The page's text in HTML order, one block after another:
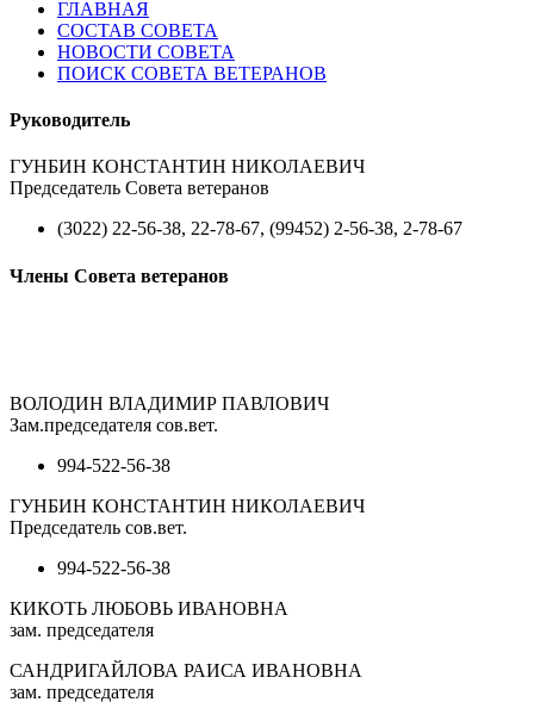
ГЛАВНАЯ
СОСТАВ СОВЕТА
НОВОСТИ СОВЕТА
ПОИСК СОВЕТА ВЕТЕРАНОВ
Руководитель
ГУНБИН КОНСТАНТИН НИКОЛАЕВИЧ
Председатель Совета ветеранов
(3022) 22-56-38, 22-78-67, (99452) 2-56-38, 2-78-67
Члены Совета ветеранов
ВОЛОДИН ВЛАДИМИР ПАВЛОВИЧ
Зам.председателя сов.вет.
994-522-56-38
ГУНБИН КОНСТАНТИН НИКОЛАЕВИЧ
Председатель сов.вет.
994-522-56-38
КИКОТЬ ЛЮБОВЬ ИВАНОВНА
зам. председателя
САНДРИГАЙЛОВА РАИСА ИВАНОВНА
зам. председателя